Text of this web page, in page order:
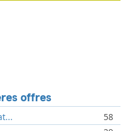
offres
58